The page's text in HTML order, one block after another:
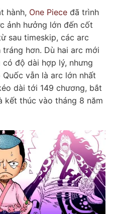
hành, One Piece đã trình
ảnh hưởng lớn đến cốt
sau timeskip, các arc
hơn. Dù hai arc mới
có độ dài hợp lý, nhưng
vẫn là arc lớn nhất
dài tới 149 chương, bắt
kết thúc vào tháng 8 năm